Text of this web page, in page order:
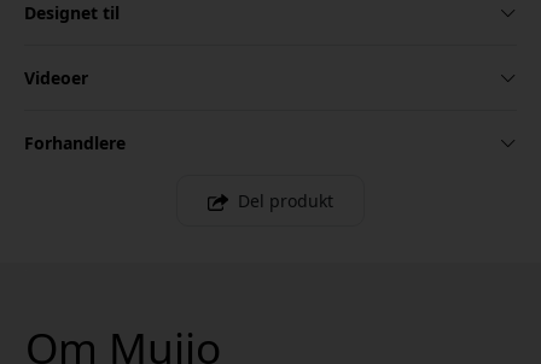
Designet til
Videoer
Forhandlere
Del produkt
Om Mujjo